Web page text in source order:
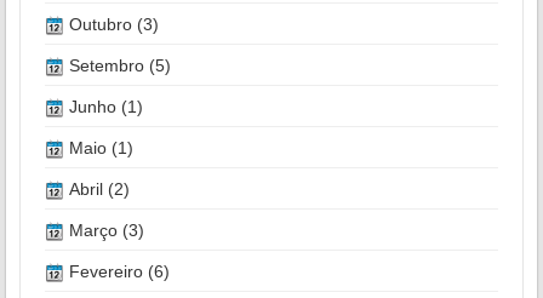
Outubro (3)
Setembro (5)
Junho (1)
Maio (1)
Abril (2)
Março (3)
Fevereiro (6)